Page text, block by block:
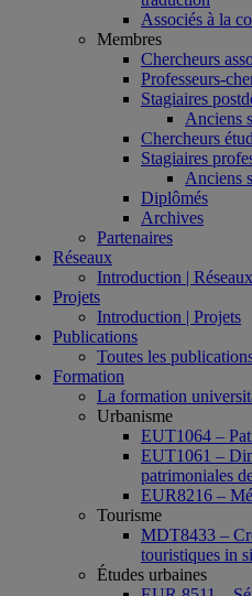
Associés à la
Membres
Chercheurs
Professeurs-
Stagiaires
Anciens
Chercheurs
Stagiaires
Anciens
Diplômés
Archives
Partenaires
Réseaux
Introduction | Réseaux
Projets
Introduction | Projets
Publications
Toutes les
Formation
La formation
Urbanisme
EUT1064 –
EUT1061 –
patrimoniales
EUR8216 –
Tourisme
MDT8433 –
touristiques in
Études urbaines